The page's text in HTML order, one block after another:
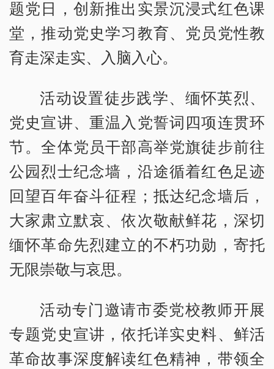
题党日，创新推出实景沉浸式红色课
堂，推动党史学习教育、党员党性教
育走深走实、入脑入心。
活动设置徒步践学、缅怀英烈、
党史宣讲、重温入党誓词四项连贯环
节。全体党员干部高举党旗徒步前往
公园烈士纪念墙，沿途循着红色足迹
回望百年奋斗征程；抵达纪念墙后，
大家肃立默哀、依次敬献鲜花，深切
缅怀革命先烈建立的不朽功勋，寄托
无限崇敬与哀思。
活动专门邀请市委党校教师开展
专题党史宣讲，依托详实史料、鲜活
革命故事深度解读红色精神，带领全